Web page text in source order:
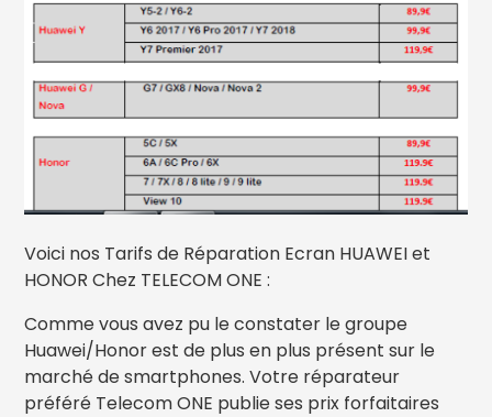
Voici nos Tarifs de Réparation Ecran HUAWEI et
HONOR Chez TELECOM ONE :
Comme vous avez pu le constater le groupe
Huawei/Honor est de plus en plus présent sur le
marché de smartphones. Votre réparateur
préféré Telecom ONE publie ses prix forfaitaires